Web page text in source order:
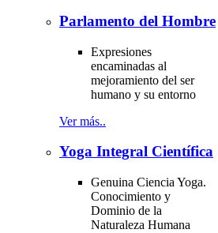
Parlamento del Hombre
Expresiones
encaminadas al
mejoramiento del ser
humano y su entorno
Ver más..
Yoga Integral Científica
Genuina Ciencia Yoga.
Conocimiento y
Dominio de la
Naturaleza Humana